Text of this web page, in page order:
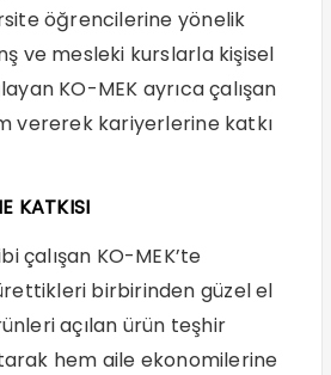
öğrencilerine yönelik
ve mesleki kurslarla kişisel
KO-MEK ayrıca çalışan
vererek kariyerlerine katkı
KATKISI
çalışan KO-MEK’te
birbirinden güzel el
açılan ürün teşhir
hem aile ekonomilerine